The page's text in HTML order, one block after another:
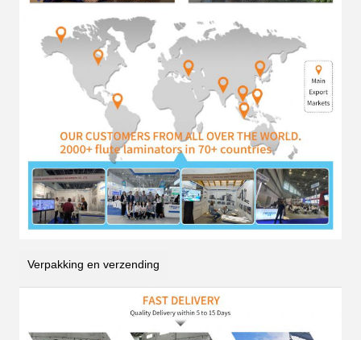
Verpakking en verzending